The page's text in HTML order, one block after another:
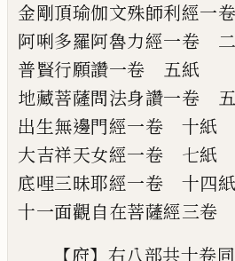
金剛頂瑜伽文殊師利經一卷
阿唎多羅阿魯力經一卷
普賢行願讚一卷 五紙
地藏菩薩問法身讚一卷
出生無邊門經一卷 十紙
大吉祥天女經一卷 七紙
底哩三昧耶經一卷 十四紙
十一面觀自在菩薩經三卷
【府】 右八部共十卷